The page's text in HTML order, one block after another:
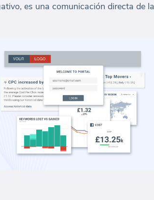
es una comunicación directa de la